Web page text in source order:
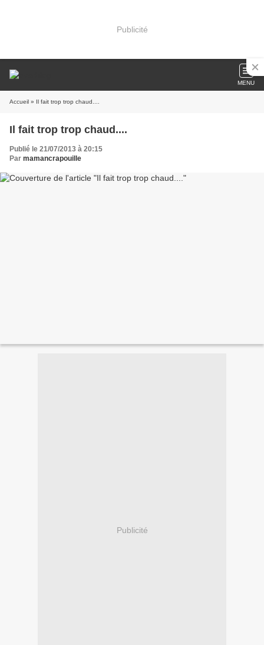
Publicité
MENU
Accueil » Il fait trop trop chaud....
Il fait trop trop chaud....
Publié le 21/07/2013 à 20:15
Par mamancrapouille
Publicité